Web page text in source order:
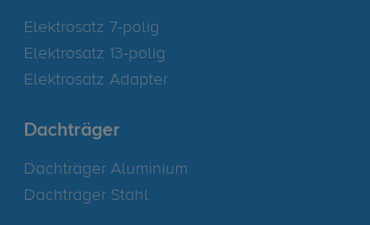
Elektrosatz 7-polig
Elektrosatz 13-polig
Elektrosatz Adapter
Dachträger
Dachträger Aluminium
Dachträger Stahl